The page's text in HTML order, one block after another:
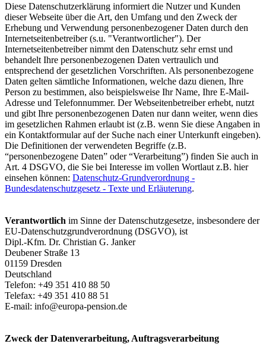
Diese Datenschutzerklärung informiert die Nutzer und Kunden
dieser Webseite über die Art, den Umfang und den Zweck der
Erhebung und Verwendung personenbezogener Daten durch den
Internetseitenbetreiber (s.u. "Verantwortlicher"). Der
Internetseitenbetreiber nimmt den Datenschutz sehr ernst und
behandelt Ihre personenbezogenen Daten vertraulich und
entsprechend der gesetzlichen Vorschriften. Als personenbezogene
Daten gelten sämtliche Informationen, welche dazu dienen, Ihre
Person zu bestimmen, also beispielsweise Ihr Name, Ihre E-Mail-
Adresse und Telefonnummer. Der Webseitenbetreiber erhebt, nutzt
und gibt Ihre personenbezogenen Daten nur dann weiter, wenn dies
im gesetzlichen Rahmen erlaubt ist (z.B. wenn Sie diese Angaben in
ein Kontaktformular auf der Suche nach einer Unterkunft eingeben).
Die Definitionen der verwendeten Begriffe (z.B.
“personenbezogene Daten” oder “Verarbeitung”) finden Sie auch in
Art. 4 DSGVO, die Sie bei Interesse im vollen Wortlaut z.B. hier
einsehen können: Datenschutz-Grundverordnung -
Bundesdatenschutzgesetz - Texte und Erläuterung.
Verantwortlich im Sinne der Datenschutzgesetze, insbesondere der
EU-Datenschutzgrundverordnung (DSGVO), ist
Dipl.-Kfm. Dr. Christian G. Janker
Deubener Straße 13
01159 Dresden
Deutschland
Telefon: +49 351 410 88 50
Telefax: +49 351 410 88 51
E-mail: info@europa-pension.de
Zweck der Datenverarbeitung, Auftragsverarbeitung